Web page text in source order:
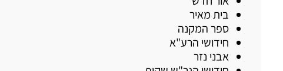
בית מאיר
ספר המקנה
חידושי הרע"א
אבני נזר